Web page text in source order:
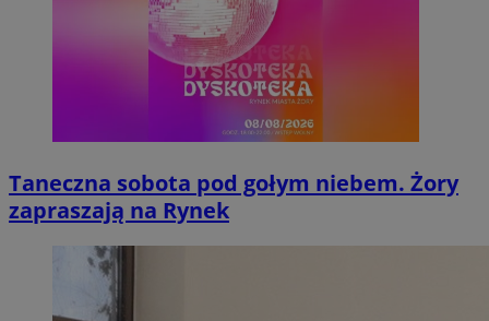
Taneczna sobota pod gołym niebem. Żory
zapraszają na Rynek